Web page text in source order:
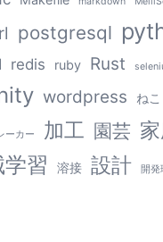
postgresql
redis ruby Rust
wordpress ねこ
ーカー 加工 園芸
習 溶接 設計 開発